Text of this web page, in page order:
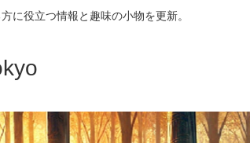
に役立つ情報と趣味の小物を更新。